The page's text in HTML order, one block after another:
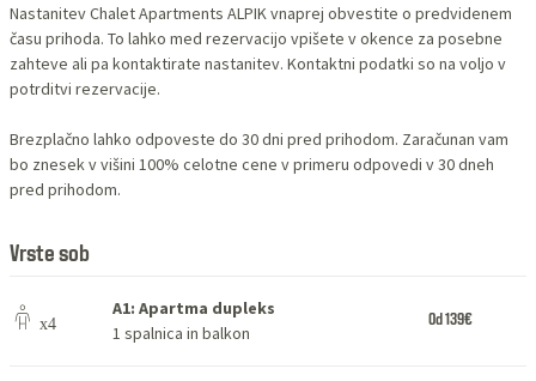
Nastanitev Chalet Apartments ALPIK vnaprej obvestite o predvidenem
času prihoda. To lahko med rezervacijo vpišete v okence za posebne
zahteve ali pa kontaktirate nastanitev. Kontaktni podatki so na voljo v
potrditvi rezervacije.
Brezplačno lahko odpoveste do 30 dni pred prihodom. Zaračunan vam
bo znesek v višini 100% celotne cene v primeru odpovedi v 30 dneh
pred prihodom.
Vrste sob
A1: Apartma dupleks
1 spalnica in balkon
Od 139€